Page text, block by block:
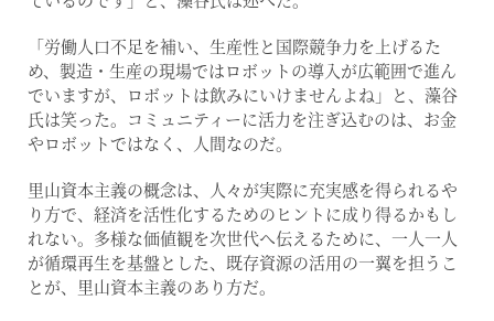
「労働人口不足を補い、生産性と国際競争力を上げるた
め、製造・生産の現場ではロボットの導入が広範囲で進ん
でいますが、ロボットは飲みにいけませんよね」と、藻谷
氏は笑った。コミュニティーに活力を注ぎ込むのは、お金
やロボットではなく、人間なのだ。
里山資本主義の概念は、人々が実際に充実感を得られるや
り方で、経済を活性化するためのヒントに成り得るかもし
れない。多様な価値観を次世代へ伝えるために、一人一人
が循環再生を基盤とした、既存資源の活用の一翼を担うこ
とが、里山資本主義のあり方だ。